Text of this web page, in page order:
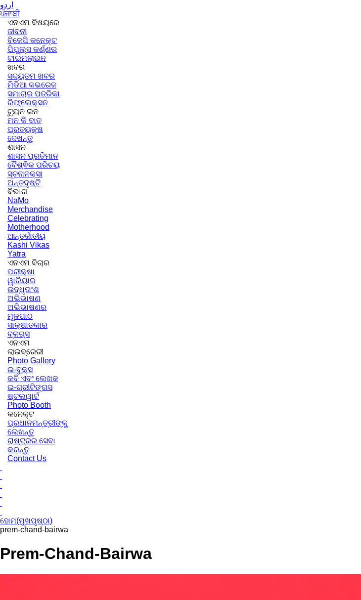
اردو
ਪੰਜਾਬੀ
ଏନଏମ ବିଷୟରେ
ଜୀବନୀ
ବିଜେପି କନେକ୍ଟ
ପିପୁଲ୍ସ କର୍ଣ୍ଣର
ଟାଇମଲାଇନ
ଖବର
ସଦ୍ୟତମ ଖବର
ମିଡିଆ କଭରେଜ
ସମାଚାର ପତ୍ରିକା
ରିଫ୍ଲେକ୍ସନ
ଟ୍ୟୁନ ଇନ
ମନ କି ବାତ
ପ୍ରତ୍ୟକ୍ଷ
ଦେଖନ୍ତୁ
ଶାସନ
ଶାସନ ପ୍ରତିମାନ
ବୈଶ୍ଵିକ ପରିଚୟ
ସୂଚନାନକ୍ସା
ଅନ୍ତଦୃଷ୍ଟି
ବିଭାଗ
NaMo
Merchandise
Celebrating
Motherhood
ଆନ୍ତର୍ଜାତୀୟ
Kashi Vikas
Yatra
ଏନଏମ ବିଚାର
ପରୀକ୍ଷା
ୱାରିୟାର
ଉଦ୍ଧୃତାଂଶ
ଅଭିଭାଷଣ
ଅଭିଭାଷଣର
ମୂଳପାଠ
ସାକ୍ଷାତକାର
ବ୍ଳଗ୍ସ
ଏନଏମ
ଲାଇବ୍ରେରୀ
Photo Gallery
ଇ-ବୁକ୍ସ
କବି ଏବଂ ଲେଖକ
ଇ-ଗ୍ରୀଟିଙ୍ଗସ
ଷ୍ଟଲୱାର୍ଟ
Photo Booth
କନେକ୍ଟ
ପ୍ରଧାନମନ୍ତ୍ରୀଙ୍କୁ
ଲେଖନ୍ତୁ
ରାଷ୍ଟ୍ରର ସେବା
କରନ୍ତୁ
Contact Us
ହୋମ(ମୁଖପୃଷ୍ଠା)
prem-chand-bairwa
Prem-Chand-Bairwa